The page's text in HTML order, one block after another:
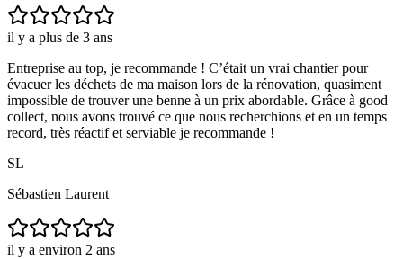
il y a plus de 3 ans
Entreprise au top, je recommande ! C’était un vrai chantier pour
évacuer les déchets de ma maison lors de la rénovation, quasiment
impossible de trouver une benne à un prix abordable. Grâce à good
collect, nous avons trouvé ce que nous recherchions et en un temps
record, très réactif et serviable je recommande !
SL
Sébastien Laurent
il y a environ 2 ans